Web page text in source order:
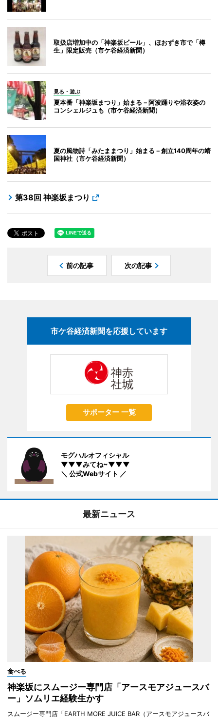
取扱店増加中の「神楽坂ビール」、ほおずき市で「樽
生」限定販売（市ケ谷経済新聞）
見る・遊ぶ
夏本番「神楽坂まつり」始まる－阿波踊りや浴衣姿の
コンシェルジュも（市ケ谷経済新聞）
夏の風物詩「みたままつり」始まる－創立140周年の靖
国神社（市ケ谷経済新聞）
第38回 神楽坂まつり
前の記事 次の記事
市ケ谷経済新聞を応援しています
サポーター 一覧
モグハルオフィシャル
▼▼▼みてね~▼▼▼
＼ 公式Webサイト ／
最新ニュース
食べる
神楽坂にスムージー専門店「アースモアジュースバ
ー」ソムリエ経験生かす
スムージー専門店「EARTH MORE JUICE BAR（アースモアジュースバ